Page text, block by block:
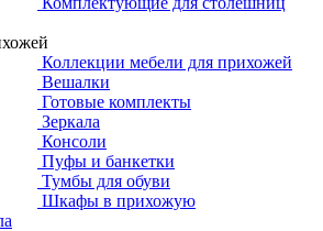
Коллекции мебели для прихожей
Вешалки
Готовые комплекты
Зеркала
Консоли
Пуфы и банкетки
Тумбы для обуви
Шкафы в прихожую